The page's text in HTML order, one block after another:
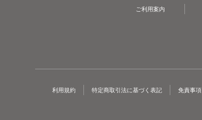
ご利用案内
利用規約 特定商取引法に基づく表記 免責事項